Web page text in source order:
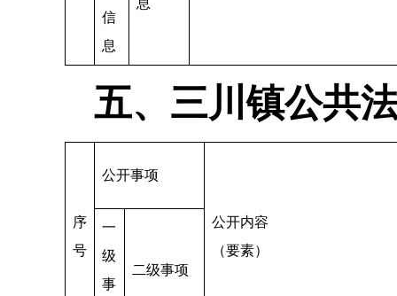
信
息
息
五、三川镇公共
序
号
公开事项
公开内容
（要素）
一
级
事
二级事项